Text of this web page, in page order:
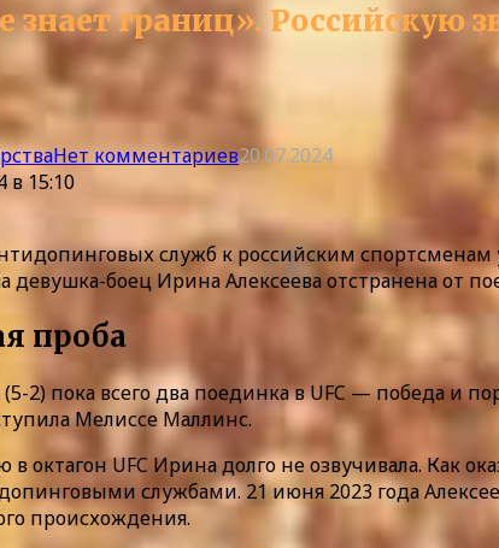
знает границ». Российскую
Нет комментариев20.07.2024
в 15:10
служб к российским
девушка-боец Ирина Алексеева отстранена от
проба
2) пока всего два поединка в UFC — победа и
Мелиссе Маллинс.
октагон UFC Ирина долго не озвучивала. Как
службами. 21 июня 2023 года
происхождения.